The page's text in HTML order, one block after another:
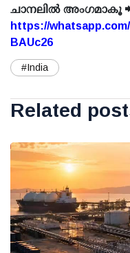
ചാനലിൽ അംഗമാകൂ
https://
BAUc26
#India
Related